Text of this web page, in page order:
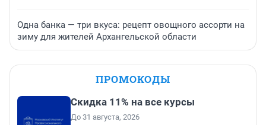
Одна банка — три вкуса: рецепт овощного ассорти на
зиму для жителей Архангельской области
ПРОМОКОДЫ
Скидка 11% на все курсы
До 31 августа, 2026